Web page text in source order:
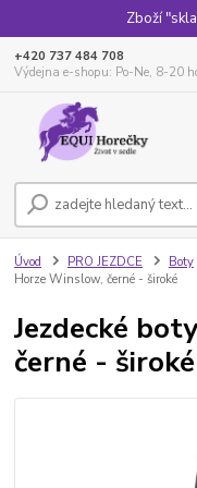
Zboží
+420 737 484 708
Výdejna e-shopu: Po-Ne, 8-20
Úvod PRO JEZDCE Boty
Horze Winslow, černé - široké
Jezdecké
černé - široké